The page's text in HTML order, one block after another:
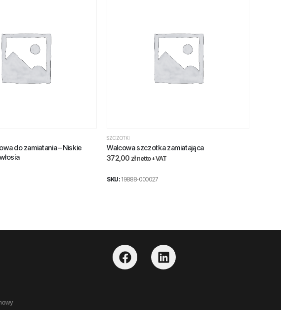
do zamiatania – Niskie
SZCZOTKI
Walcowa szczotka zamiatająca
372,00 zł netto +VAT
SKU: 19888-000027